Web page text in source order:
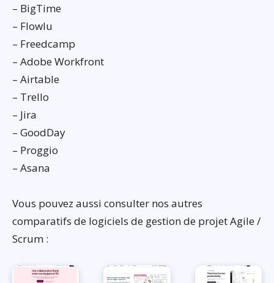
– BigTime
– Flowlu
– Freedcamp
– Adobe Workfront
– Airtable
– Trello
– Jira
– GoodDay
– Proggio
– Asana
Vous pouvez aussi consulter nos autres
comparatifs de logiciels de gestion de projet Agile /
Scrum :